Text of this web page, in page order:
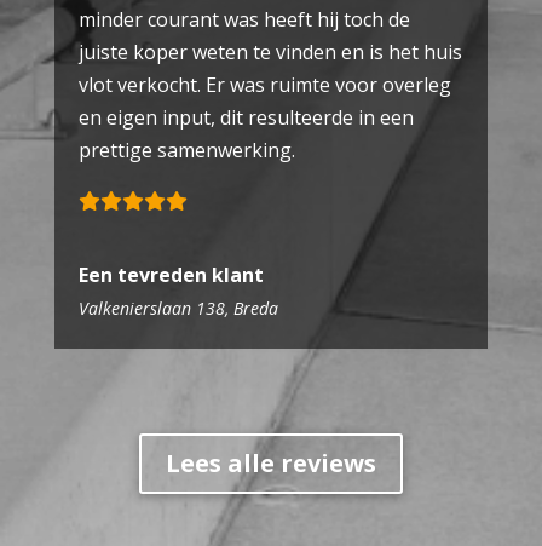
minder courant was heeft hij toch de
juiste koper weten te vinden en is het huis
vlot verkocht. Er was ruimte voor overleg
en eigen input, dit resulteerde in een
prettige samenwerking.
Een tevreden klant
Valkenierslaan 138, Breda
Lees alle reviews